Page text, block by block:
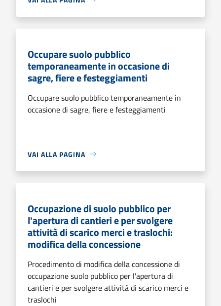
Occupare suolo pubblico
temporaneamente in occasione di
sagre, fiere e festeggiamenti
Occupare suolo pubblico temporaneamente in
occasione di sagre, fiere e festeggiamenti
VAI ALLA PAGINA
Occupazione di suolo pubblico per
l'apertura di cantieri e per svolgere
attività di scarico merci e traslochi:
modifica della concessione
Procedimento di modifica della concessione di
occupazione suolo pubblico per l'apertura di
cantieri e per svolgere attività di scarico merci e
traslochi